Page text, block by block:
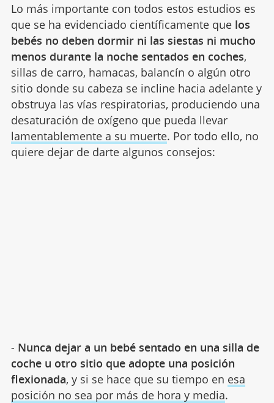
Lo más importante con todos estos estudios es
que se ha evidenciado científicamente que los
bebés no deben dormir ni las siestas ni mucho
menos durante la noche sentados en coches,
sillas de carro, hamacas, balancín o algún otro
sitio donde su cabeza se incline hacia adelante y
obstruya las vías respiratorias, produciendo una
desaturación de oxígeno que pueda llevar
lamentablemente a su muerte. Por todo ello, no
quiere dejar de darte algunos consejos:
- Nunca dejar a un bebé sentado en una silla de
coche u otro sitio que adopte una posición
flexionada, y si se hace que su tiempo en esa
posición no sea por más de hora y media.